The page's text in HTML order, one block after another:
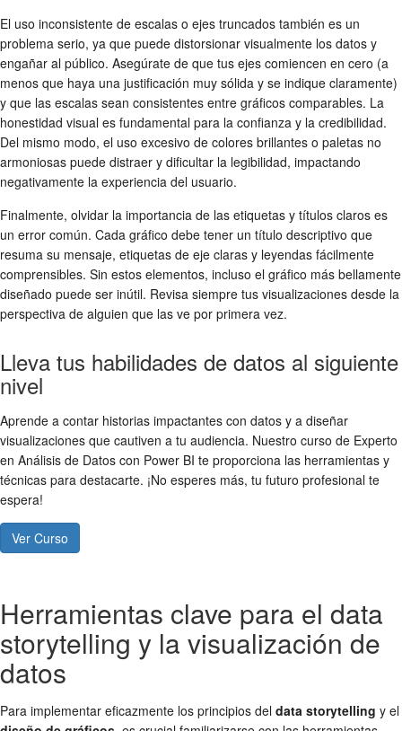
El uso inconsistente de escalas o ejes truncados también es un
problema serio, ya que puede distorsionar visualmente los datos y
engañar al público. Asegúrate de que tus ejes comiencen en cero (a
menos que haya una justificación muy sólida y se indique claramente)
y que las escalas sean consistentes entre gráficos comparables. La
honestidad visual es fundamental para la confianza y la credibilidad.
Del mismo modo, el uso excesivo de colores brillantes o paletas no
armoniosas puede distraer y dificultar la legibilidad, impactando
negativamente la experiencia del usuario.
Finalmente, olvidar la importancia de las etiquetas y títulos claros es
un error común. Cada gráfico debe tener un título descriptivo que
resuma su mensaje, etiquetas de eje claras y leyendas fácilmente
comprensibles. Sin estos elementos, incluso el gráfico más bellamente
diseñado puede ser inútil. Revisa siempre tus visualizaciones desde la
perspectiva de alguien que las ve por primera vez.
Lleva tus habilidades de datos al siguiente
nivel
Aprende a contar historias impactantes con datos y a diseñar
visualizaciones que cautiven a tu audiencia. Nuestro curso de Experto
en Análisis de Datos con Power BI te proporciona las herramientas y
técnicas para destacarte. ¡No esperes más, tu futuro profesional te
espera!
Ver Curso
Herramientas clave para el data
storytelling y la visualización de
datos
Para implementar eficazmente los principios del data storytelling y el